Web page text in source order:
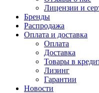
Лицензии и
Бренды
Распродажа
Оплата и доставка
Оплата
Доставка
Товары в
Лизинг
Гарантии
Новости